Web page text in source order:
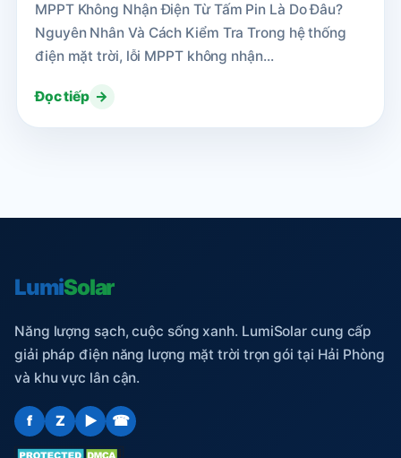
MPPT Không Nhận Điện Từ Tấm Pin Là Do Đâu?
Nguyên Nhân Và Cách Kiểm Tra Trong hệ thống
điện mặt trời, lỗi MPPT không nhận...
Đọc tiếp →
LumiSolar
Năng lượng sạch, cuộc sống xanh. LumiSolar cung cấp
giải pháp điện năng lượng mặt trời trọn gói tại Hải Phòng
và khu vực lân cận.
f Z ▶ ☎